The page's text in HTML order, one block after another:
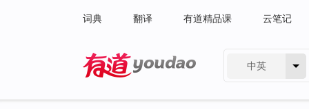
词典 翻译 有道精品课 云笔记
中英